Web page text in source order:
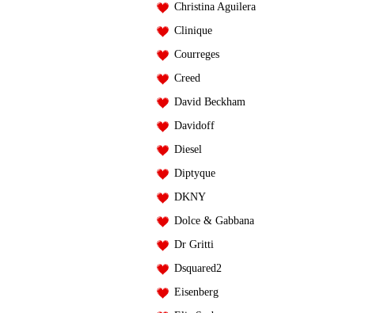
Christina Aguilera
Clinique
Courreges
Creed
David Beckham
Davidoff
Diesel
Diptyque
DKNY
Dolce & Gabbana
Dr Gritti
Dsquared2
Eisenberg